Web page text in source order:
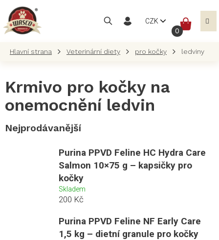
obsah
CZK
Veterinární diety pro kočky ledviny
Krmivo pro kočky na
onemocnění ledvin
Nejprodávanější
Purina PPVD Feline HC Hydra Care
Salmon 10×75 g – kapsičky pro
kočky
Skladem
200 Kč
Purina PPVD Feline NF Early Care
1,5 kg – dietní granule pro kočky